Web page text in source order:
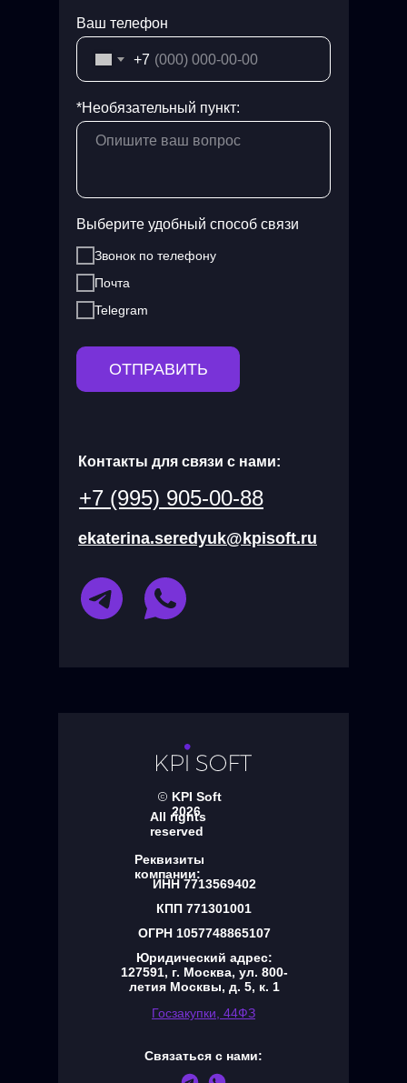
Ваш телефон
+7
*Необязательный пункт:
Выберите удобный способ связи
Звонок по телефону
Почта
Telegram
ОТПРАВИТЬ
ekaterina.seredyuk@kpisoft.ru
Контакты для связи с нами:
+7 (995) 905-00-88
ИНН 7713569402
Юридический адрес:
127591, г. Москва, ул. 800-
летия Москвы, д. 5, к. 1
ОГРН 1057748865107
КПП 771301001
All rights
reserved
Реквизиты
компании:
Связаться с нами:
Госзакупки, 44ФЗ
KPI Soft
2026